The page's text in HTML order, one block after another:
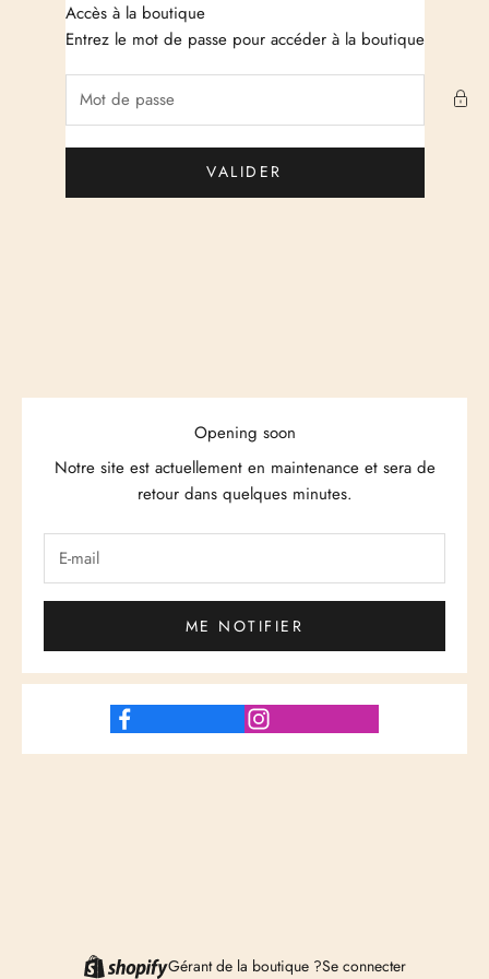
Passer au contenu Just Cashmere
Accès à la boutique
Entrez le mot de passe pour accéder à la boutique
VALIDER
Opening soon
Notre site est actuellement en maintenance et sera de
retour dans quelques minutes.
ME NOTIFIER
Gérant de la boutique ?Se connecter